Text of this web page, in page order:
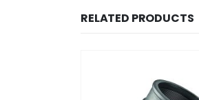
RELATED PRODUCTS